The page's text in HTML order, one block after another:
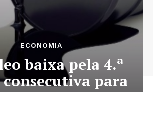
ECONOMIA
baixa pela 4.ª
consecutiva para
dólares